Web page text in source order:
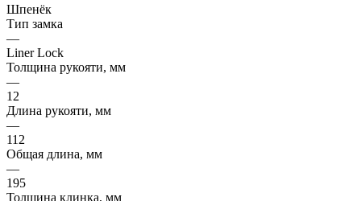
Шпенёк
Тип замка
—
Liner Lock
Толщина рукояти, мм
—
12
Длина рукояти, мм
—
112
Общая длина, мм
—
195
Толщина клинка, мм